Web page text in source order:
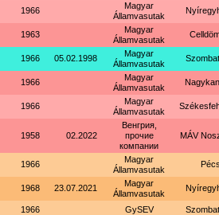
1966
Magyar
Államvasutak
1963
Magyar
Államvasutak
1966 05.02.1998
Magyar
Államvasutak
1966
Magyar
Államvasutak
1966
Magyar
Államvasutak
1958 02.2022
Венгрия,
прочие
компании
MÁV
1966
Magyar
Államvasutak
1968 23.07.2021
Magyar
Államvasutak
1966 GySEV